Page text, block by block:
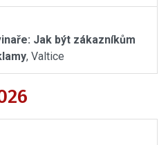
Jak být zákazníkům
, Valtice